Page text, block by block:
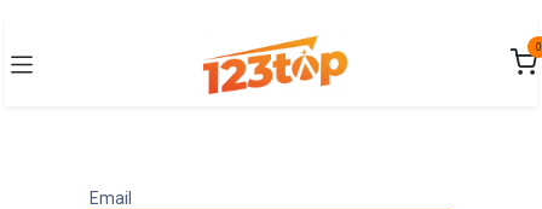
0
Email